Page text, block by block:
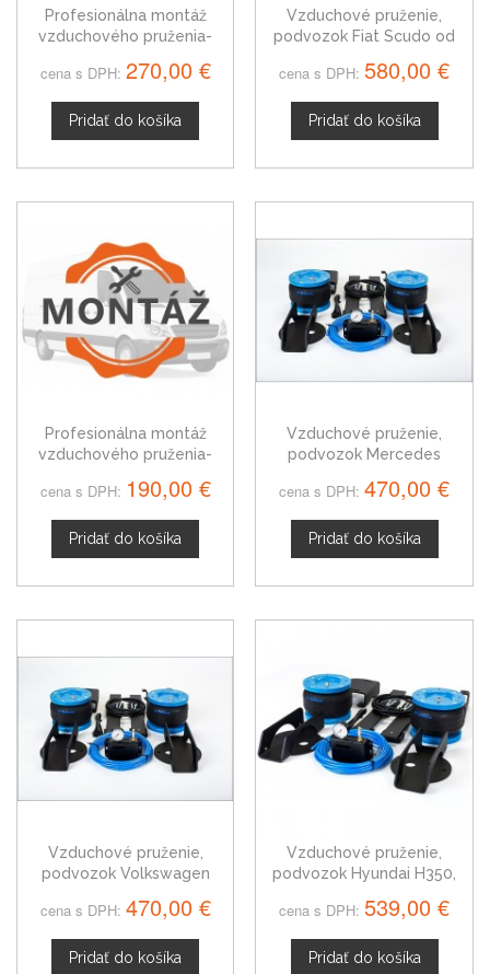
Profesionálna montáž
vzduchového pruženia-
cena s DPH: 270,00 €
Pridať do košíka
Vzduchové pruženie,
podvozok Fiat Scudo od
cena s DPH: 580,00 €
Pridať do košíka
Profesionálna montáž
vzduchového pruženia-
cena s DPH: 190,00 €
Pridať do košíka
Vzduchové pruženie,
podvozok Mercedes
valník, podovozok,
odťahový špeciál
cena s DPH: 470,00 €
Pridať do košíka
Vzduchové pruženie,
podvozok Volkswagen
valník, podovozok,
odťahový špeciál
cena s DPH: 470,00 €
Pridať do košíka
Vzduchové pruženie,
podvozok Hyundai H350,
cena s DPH: 539,00 €
Pridať do košíka